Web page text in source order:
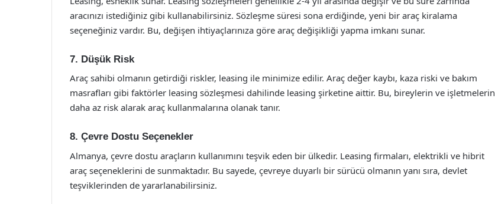
aracınızı istediğiniz gibi kullanabilirsiniz. Sözleşme süresi sona erdiğinde, yeni bir araç kiralama
seçeneğiniz vardır. Bu, değişen ihtiyaçlarınıza göre araç değişikliği yapma imkanı sunar.
7. Düşük Risk
Araç sahibi olmanın getirdiği riskler, leasing ile minimize edilir. Araç değer kaybı, kaza riski ve bakım
masrafları gibi faktörler leasing sözleşmesi dahilinde leasing şirketine aittir. Bu, bireylerin ve işletmelerin
daha az risk alarak araç kullanmalarına olanak tanır.
8. Çevre Dostu Seçenekler
Almanya, çevre dostu araçların kullanımını teşvik eden bir ülkedir. Leasing firmaları, elektrikli ve hibrit
araç seçeneklerini de sunmaktadır. Bu sayede, çevreye duyarlı bir sürücü olmanın yanı sıra, devlet
teşviklerinden de yararlanabilirsiniz.